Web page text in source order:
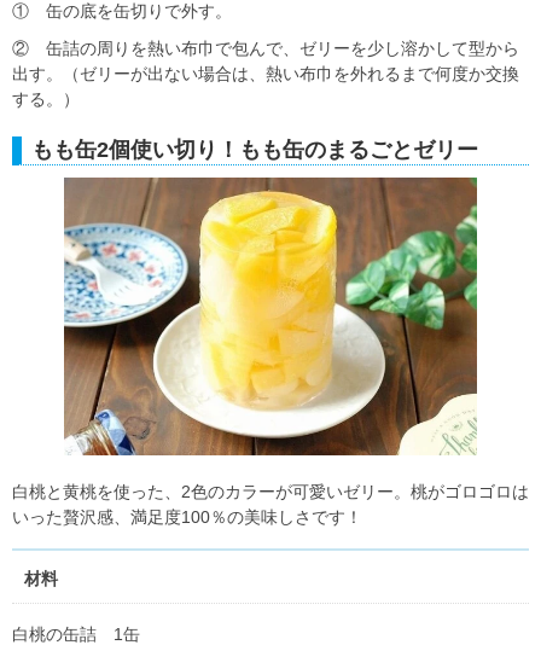
① 缶の底を缶切りで外す。
② 缶詰の周りを熱い布巾で包んで、ゼリーを少し溶かして型から
出す。（ゼリーが出ない場合は、熱い布巾を外れるまで何度か交換
する。）
もも缶2個使い切り！もも缶のまるごとゼリー
白桃と黄桃を使った、2色のカラーが可愛いゼリー。桃がゴロゴロは
いった贅沢感、満足度100％の美味しさです！
材料
白桃の缶詰 1缶